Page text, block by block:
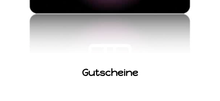
Gutscheine